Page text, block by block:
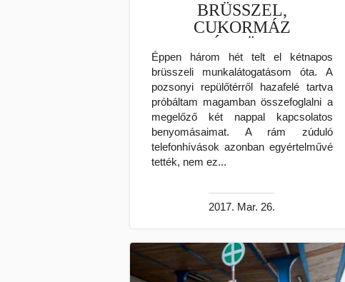
BRÜSSZEL,
CUKORMÁZ
Éppen három hét telt el kétnapos
brüsszeli munkalátogatásom óta. A
pozsonyi repülőtérről hazafelé tartva
próbáltam magamban összefoglalni a
megelőző két nappal kapcsolatos
benyomásaimat. A rám zúduló
telefonhívások azonban egyértelművé
tették, nem ez...
2017. Mar. 26.